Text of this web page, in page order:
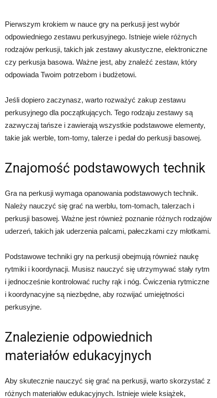
Pierwszym krokiem w nauce gry na perkusji jest wybór
odpowiedniego zestawu perkusyjnego. Istnieje wiele różnych
rodzajów perkusji, takich jak zestawy akustyczne, elektroniczne
czy perkusja basowa. Ważne jest, aby znaleźć zestaw, który
odpowiada Twoim potrzebom i budżetowi.
Jeśli dopiero zaczynasz, warto rozważyć zakup zestawu
perkusyjnego dla początkujących. Tego rodzaju zestawy są
zazwyczaj tańsze i zawierają wszystkie podstawowe elementy,
takie jak werble, tom-tomy, talerze i pedał do perkusji basowej.
Znajomość podstawowych technik
Gra na perkusji wymaga opanowania podstawowych technik.
Należy nauczyć się grać na werblu, tom-tomach, talerzach i
perkusji basowej. Ważne jest również poznanie różnych rodzajów
uderzeń, takich jak uderzenia palcami, pałeczkami czy młotkami.
Podstawowe techniki gry na perkusji obejmują również naukę
rytmiki i koordynacji. Musisz nauczyć się utrzymywać stały rytm
i jednocześnie kontrolować ruchy rąk i nóg. Ćwiczenia rytmiczne
i koordynacyjne są niezbędne, aby rozwijać umiejętności
perkusyjne.
Znalezienie odpowiednich
materiałów edukacyjnych
Aby skutecznie nauczyć się grać na perkusji, warto skorzystać z
różnych materiałów edukacyjnych. Istnieje wiele książek,